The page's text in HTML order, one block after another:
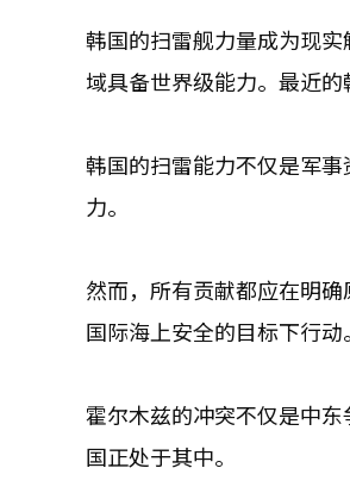
韩国的扫雷舰力量成为现
域具备世界级能力。最近
韩国的扫雷能力不仅是军
力。
然而，所有贡献都应在明
国际海上安全的目标下行
霍尔木兹的冲突不仅是中
国正处于其中。